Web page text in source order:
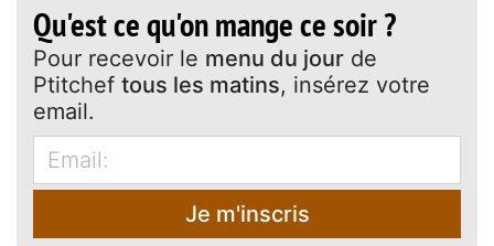
Qu'est ce qu'on mange ce soir ?
Pour recevoir le menu du jour de
Ptitchef tous les matins, insérez votre
email.
Je m'inscris